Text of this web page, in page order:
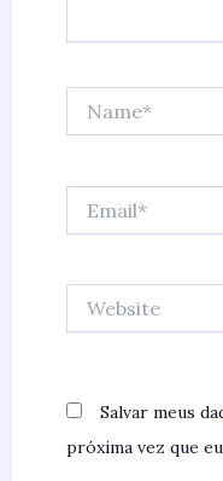
Salvar meus
próxima vez que